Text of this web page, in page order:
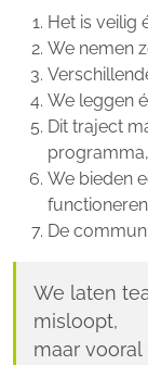
Het is veilig
We nemen
We leggen
Dit traject
We bieden
functioneren
De
We laten
misloopt,
maar vooral